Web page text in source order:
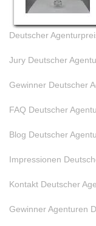
Deutscher
Jury Deutscher
Gewinner Deutscher
FAQ Deutscher
Blog Deutscher
Impressionen
Kontakt Deutscher
Gewinner Agenturen